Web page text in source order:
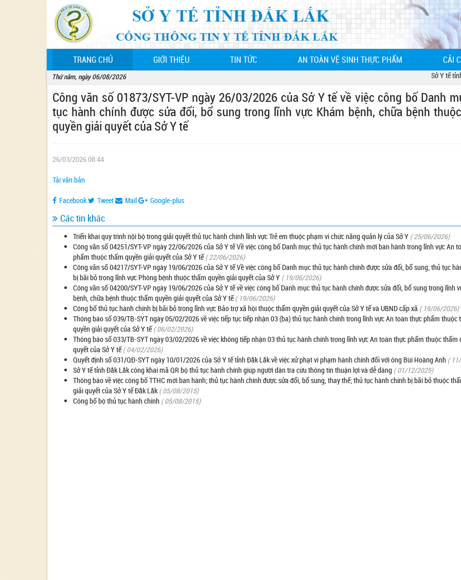
TRANG CHỦ(CURRENT) GIỚI THIỆU TIN TỨC AN TOÀN VỆ SINH THỰC PHẨM CẢI
Thứ năm, ngày 06/08/2026 Sở Y tế tỉnh
Công văn số 01873/SYT-VP ngày 26/03/2026 của Sở Y tế về việc công bố Danh
tục hành chính được sửa đổi, bổ sung trong lĩnh vực Khám bệnh, chữa bệnh
quyền giải quyết của Sở Y tế
26/03/2026 08:44
Tải văn bản
Facebook Tweet Mail Google-plus
Các tin khác
Triển khai quy trình nội bộ trong giải quyết thủ tục hành chính lĩnh vực Trẻ em thuộc phạm vi chức năng quản lý của Sở Y ( 25/06/2026)
Công văn số 04251/SYT-VP ngày 22/06/2026 của Sở Y tế Về việc công bố Danh mục thủ tục hành chính mới ban hành trong lĩnh vực An
phẩm thuộc thẩm quyền giải quyết của Sở Y tế ( 22/06/2026)
Công văn số 04217/SYT-VP ngày 19/06/2026 của Sở Y tế Về việc công bố Danh mục thủ tục hành chính được sửa đổi, bổ sung; thủ tục
bị bãi bỏ trong lĩnh vực Phòng bệnh thuộc thẩm quyền giải quyết của Sở Y ( 19/06/2026)
Công văn số 04200/SYT-VP ngày 19/06/2026 của Sở Y tế về việc công bố Danh mục thủ tục hành chính được sửa đổi, bổ sung trong lĩnh
bệnh, chữa bệnh thuộc thẩm quyền giải quyết của Sở Y tế ( 19/06/2026)
Công bố thủ tục hành chính bị bãi bỏ trong lĩnh vực Bảo trợ xã hội thuộc thẩm quyền giải quyết của Sở Y tế và UBND cấp xã ( 19/06/2026)
Thông báo số 039/TB-SYT ngày 05/02/2026 về việc tiếp tục tiếp nhận 03 (ba) thủ tục hành chính trong lĩnh vực An toàn thực phẩm thuộc
quyền giải quyết của Sở Y tế ( 06/02/2026)
Thông báo số 033/TB-SYT ngày 03/02/2026 về việc không tiếp nhận 03 thủ tục hành chính trong lĩnh vực An toàn thực phẩm thuộc thẩm
quyết của Sở Y tế ( 04/02/2026)
Quyết định số 031/QĐ-SYT ngày 10/01/2026 của Sở Y tế tỉnh Đắk Lắk về việc xử phạt vi phạm hành chính đối với ông Bùi Hoàng Anh (
Sở Y tế tỉnh Đắk Lắk công khai mã QR bộ thủ tục hành chính giúp người dân tra cứu thông tin thuận lợi và dễ dàng ( 01/12/2025)
Thông báo về việc công bố TTHC mới ban hành; thủ tục hành chính được sửa đổi, bổ sung, thay thế; thủ tục hành chính bị bãi bỏ thuộc
giải quyết của Sở Y tế Đắk Lắk ( 05/08/2015)
Công bố bộ thủ tục hành chính ( 05/08/2015)